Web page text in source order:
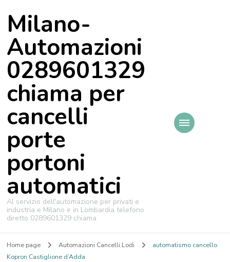
Milano-
Automazioni
0289601329
chiama per
cancelli
porte
portoni
automatici
Al servizio dell'automazione per privati e
industria e Milano e in Lombardia telefono
diretto 0289601329 chiama
Home page Automazioni Cancelli Lodi
automatismo cancello
Kopron Castiglione d’Adda